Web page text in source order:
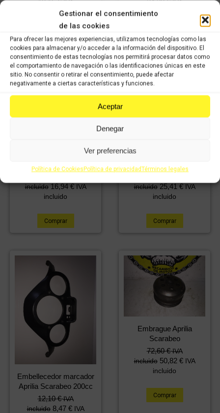
Gestionar el consentimiento
de las cookies
Para ofrecer las mejores experiencias, utilizamos tecnologías como las
cookies para almacenar y/o acceder a la información del dispositivo. El
consentimiento de estas tecnologías nos permitirá procesar datos como
el comportamiento de navegación o las identificaciones únicas en este
sitio. No consentir o retirar el consentimiento, puede afectar
negativamente a ciertas características y funciones.
Aceptar
Denegar
Ver preferencias
Política de CookiesPolítica de privacidadTérminos legales
18,15€ IVA
12,71€ IVA
incluido
Comprar
24,20€ IVA
incluido
Comprar
Disco de freno trasero
Aprilia Scarabeo 200cc
incluido 16,94 € IVA
incluido
Comprar
Electroventilador Aprilia
Scarabeo
incluido 25,41 € IVA
incluido
Comprar
Embellecedor marcador
Aprilia Scarabeo 200cc
12,10€ IVA
incluido 8,47 € IVA
Embrague Aprilia
Scarabeo
72,60€ IVA
incluido 50,82 € IVA
incluido
Comprar